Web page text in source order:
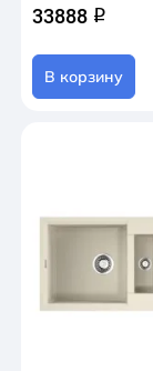
33888 q
В корзину